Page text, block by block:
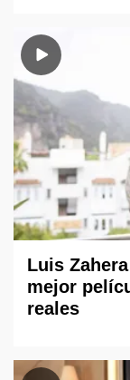
Luis
mejor
reales